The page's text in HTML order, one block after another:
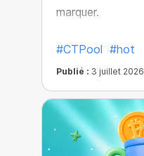
marquer.
#CTPool #hot
Publié : 3 juillet 2026